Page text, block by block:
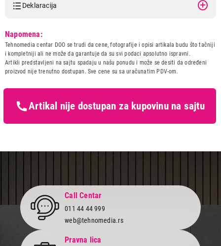
Deklaracija
Naziv i vrsta robe:
BOJLER
Uvoznik:
Gorenje
Zemlja porekla:
Srbija
kupaca po osnovu zakona o
Napomena:
Tehnomedia centar DOO se trudi da cene, fotografije i opisi artikala budu što tačniji
i kompletniji ali ne može da garantuje da su svi podaci apsolutno ispravni.
Artikli predstavljeni na sajtu spadaju u našu ponudu i može se desiti da određeni
proizvod nije trenutno dostupan. Sve cene su sa uračunatim PDV-om.
Artikal nije dostupan za kupovinu na sajtu
Call Centar
011 44 44 999
web@tehnomedia.rs
Pravna lica